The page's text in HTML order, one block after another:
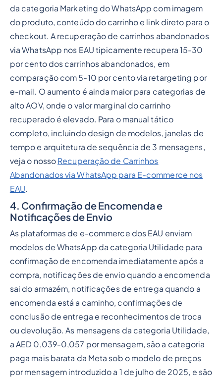
da categoria Marketing do WhatsApp com imagem
do produto, conteúdo do carrinho e link direto para o
checkout. A recuperação de carrinhos abandonados
via WhatsApp nos EAU tipicamente recupera 15-30
por cento dos carrinhos abandonados, em
comparação com 5-10 por cento via retargeting por
e-mail. O aumento é ainda maior para categorias de
alto AOV, onde o valor marginal do carrinho
recuperado é elevado. Para o manual tático
completo, incluindo design de modelos, janelas de
tempo e arquitetura de sequência de 3 mensagens,
veja o nosso Recuperação de Carrinhos
Abandonados via WhatsApp para E-commerce nos
EAU.
4. Confirmação de Encomenda e
Notificações de Envio
As plataformas de e-commerce dos EAU enviam
modelos de WhatsApp da categoria Utilidade para
confirmação de encomenda imediatamente após a
compra, notificações de envio quando a encomenda
sai do armazém, notificações de entrega quando a
encomenda está a caminho, confirmações de
conclusão de entrega e reconhecimentos de troca
ou devolução. As mensagens da categoria Utilidade,
a AED 0,039-0,057 por mensagem, são a categoria
paga mais barata da Meta sob o modelo de preços
por mensagem introduzido a 1 de julho de 2025, e são